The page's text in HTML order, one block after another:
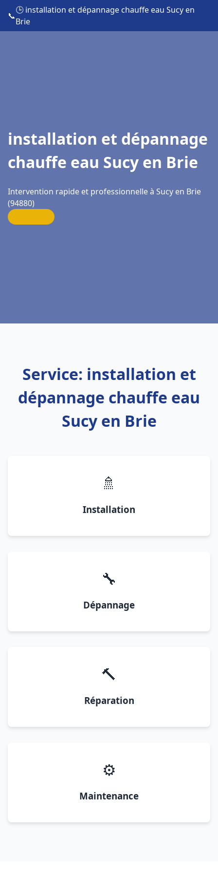
📞
🕒 installation et dépannage chauffe eau Sucy en
Brie
installation et dépannage
chauffe eau Sucy en Brie
Intervention rapide et professionnelle à Sucy en Brie
(94880)
Service: installation et
dépannage chauffe eau
Sucy en Brie
🚿
Installation
🔧
Dépannage
🔨
Réparation
⚙️
Maintenance